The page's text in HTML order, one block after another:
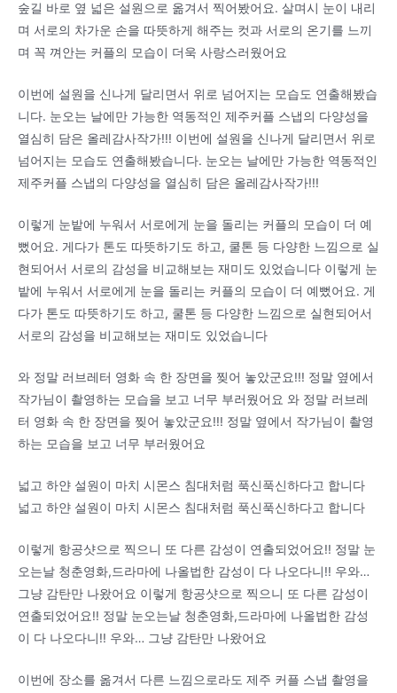
숲길 바로 옆 넓은 설원으로 옮겨서 찍어봤어요. 살며시 눈이 내리
며 서로의 차가운 손을 따뜻하게 해주는 컷과 서로의 온기를 느끼
며 꼭 껴안는 커플의 모습이 더욱 사랑스러웠어요
이번에 설원을 신나게 달리면서 위로 넘어지는 모습도 연출해봤습
니다. 눈오는 날에만 가능한 역동적인 제주커플 스냅의 다양성을
열심히 담은 올레감사작가!!! 이번에 설원을 신나게 달리면서 위로
넘어지는 모습도 연출해봤습니다. 눈오는 날에만 가능한 역동적인
제주커플 스냅의 다양성을 열심히 담은 올레감사작가!!!
이렇게 눈밭에 누워서 서로에게 눈을 돌리는 커플의 모습이 더 예
뻤어요. 게다가 톤도 따뜻하기도 하고, 쿨톤 등 다양한 느낌으로 실
현되어서 서로의 감성을 비교해보는 재미도 있었습니다 이렇게 눈
밭에 누워서 서로에게 눈을 돌리는 커플의 모습이 더 예뻤어요. 게
다가 톤도 따뜻하기도 하고, 쿨톤 등 다양한 느낌으로 실현되어서
서로의 감성을 비교해보는 재미도 있었습니다
와 정말 러브레터 영화 속 한 장면을 찢어 놓았군요!!! 정말 옆에서
작가님이 촬영하는 모습을 보고 너무 부러웠어요 와 정말 러브레
터 영화 속 한 장면을 찢어 놓았군요!!! 정말 옆에서 작가님이 촬영
하는 모습을 보고 너무 부러웠어요
넓고 하얀 설원이 마치 시몬스 침대처럼 푹신푹신하다고 합니다
넓고 하얀 설원이 마치 시몬스 침대처럼 푹신푹신하다고 합니다
이렇게 항공샷으로 찍으니 또 다른 감성이 연출되었어요!! 정말 눈
오는날 청춘영화,드라마에 나올법한 감성이 다 나오다니!! 우와…
그냥 감탄만 나왔어요 이렇게 항공샷으로 찍으니 또 다른 감성이
연출되었어요!! 정말 눈오는날 청춘영화,드라마에 나올법한 감성
이 다 나오다니!! 우와… 그냥 감탄만 나왔어요
이번에 장소를 옮겨서 다른 느낌으로라도 제주 커플 스냅 촬영을